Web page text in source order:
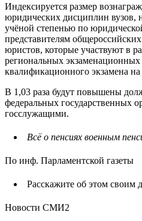
Индексируется размер
юридических дисциплин вузов,
учёной степенью по
представителям
юристов, которые участвуют в
региональных
квалификационного экзамена
В 1,03 раза будут повышены
федеральных государственных
госслужащими.
Всё о пенсиях военным
По инф. Парламентской газеты
Расскажите об этом своим
Новости СМИ2